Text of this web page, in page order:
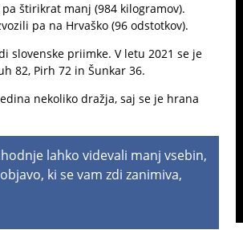
štirikrat manj (984 kilogramov).
pa na Hrvaško (96 odstotkov).
slovenske priimke. V letu 2021 se je
82, Pirh 72 in Šunkar 36.
nekoliko dražja, saj se je hrana
lahko videvali manj vsebin,
ki se vam zdi zanimiva,